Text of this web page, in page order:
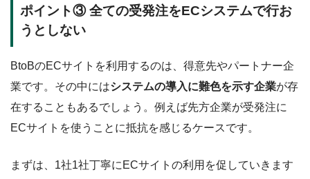
ポイント③ 全ての受発注をECシステムで行お
うとしない
BtoBのECサイトを利用するのは、得意先やパートナー企
業です。その中にはシステムの導入に難色を示す企業が存
在することもあるでしょう。例えば先方企業が受発注に
ECサイトを使うことに抵抗を感じるケースです。
まずは、1社1社丁寧にECサイトの利用を促していきます